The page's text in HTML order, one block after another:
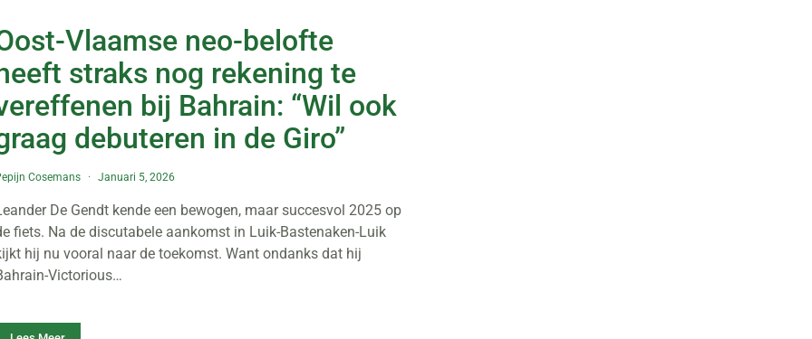
Vlaamse neo-belofte
straks nog rekening te
bij Bahrain: “Wil ook
debuteren in de Giro”
Cosemans Januari 5, 2026
De Gendt kende een bewogen, maar succesvol 2025 op
fiets. Na de discutabele aankomst in Luik-Bastenaken-Luik
hij nu vooral naar de toekomst. Want ondanks dat hij
Victorious…